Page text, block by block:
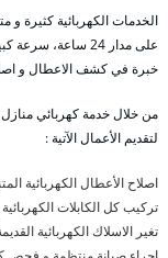
الخدمات الكهربائية كثيرة
على مدار 24
خبرة في كشف الاعطال و
من خلال خدمة كهربائي
لتقديم الأعمال الآتية :
اصلاح الأعطال الكهربائية
تركيب كل الكابلات
تغير الاسلاك الكهربائية